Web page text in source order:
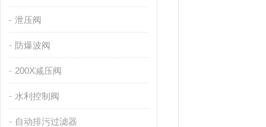
泄压阀
防爆波阀
200X减压阀
水利控制阀
自动排污过滤器